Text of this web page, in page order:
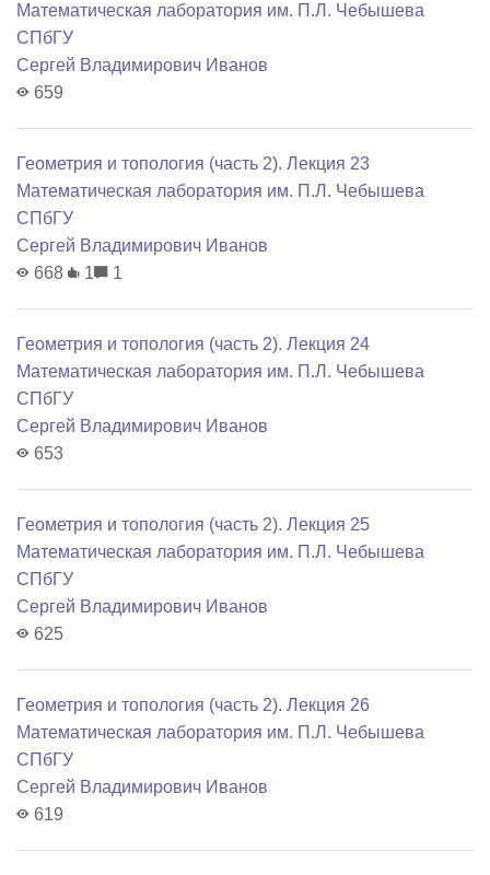
Математичеcкая лаборатория им. П.Л. Чебышева
СПбГУ
Сергей Владимирович Иванов
659
Геометрия и топология (часть 2). Лекция 23
Математичеcкая лаборатория им. П.Л. Чебышева
СПбГУ
Сергей Владимирович Иванов
668
1 1
Геометрия и топология (часть 2). Лекция 24
Математичеcкая лаборатория им. П.Л. Чебышева
СПбГУ
Сергей Владимирович Иванов
653
Геометрия и топология (часть 2). Лекция 25
Математичеcкая лаборатория им. П.Л. Чебышева
СПбГУ
Сергей Владимирович Иванов
625
Геометрия и топология (часть 2). Лекция 26
Математичеcкая лаборатория им. П.Л. Чебышева
СПбГУ
Сергей Владимирович Иванов
619